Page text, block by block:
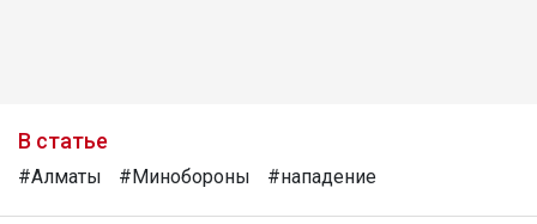
В статье
#Алматы #Минобороны #нападение